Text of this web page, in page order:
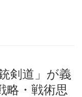
剣道」が義
・戦術思